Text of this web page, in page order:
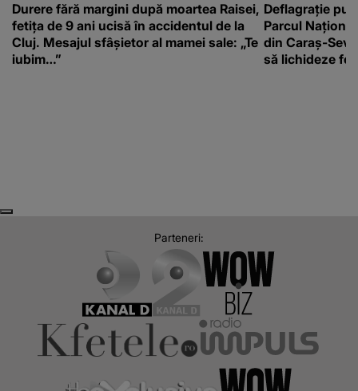
Durere fără margini după moartea Raisei,
fetița de 9 ani ucisă în accidentul de la
Cluj. Mesajul sfâșietor al mamei sale: „Te
iubim…”
Deflagrație
Parcul
din Caraș-
să lichideze
Parteneri: